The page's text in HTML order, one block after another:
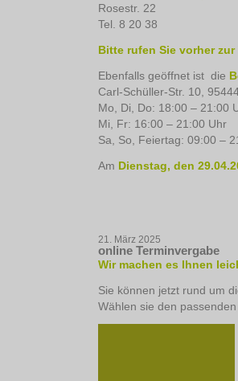
Rosestr. 22
Tel. 8 20 38
Bitte rufen Sie vorher
Ebenfalls geöffnet ist die
Carl-Schüller-Str. 10,
Mo, Di, Do: 18:00 – 21:00
Mi, Fr: 16:00 – 21:00 Uhr
Sa, So, Feiertag: 09:00 –
Am Dienstag, den
21. März 2025
online Terminvergabe
Wir machen es Ihnen
Sie können jetzt rund um
Wählen sie den